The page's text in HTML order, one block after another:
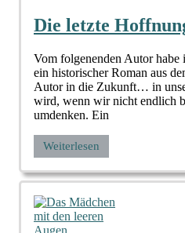
Die letzte
Vom folgenenden Autor habe
ein historischer Roman aus
Autor in die Zukunft… in
wird, wenn wir nicht endlich
umdenken. Ein
Weiterlesen